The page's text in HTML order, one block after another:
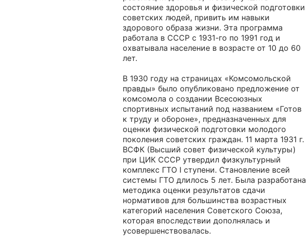
состояние здоровья и физической подготовки
советских людей, привить им навыки
здорового образа жизни. Эта программа
работала в СССР с 1931-го по 1991 год и
охватывала население в возрасте от 10 до 60
лет.
В 1930 году на страницах «Комсомольской
правды» было опубликовано предложение от
комсомола о создании Всесоюзных
спортивных испытаний под названием «Готов
к труду и обороне», предназначенных для
оценки физической подготовки молодого
поколения советских граждан. 11 марта 1931 г.
ВСФК (Высший совет физической культуры)
при ЦИК СССР утвердил физкультурный
комплекс ГТО I ступени. Становление всей
системы ГТО длилось 5 лет. Была разработана
методика оценки результатов сдачи
нормативов для большинства возрастных
категорий населения Советского Союза,
которая впоследствии дополнялась и
усовершенствовалась.